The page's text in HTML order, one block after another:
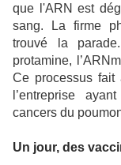
que l'ARN est
sang. La firme
trouvé la
protamine,
Ce processus fait
l’entreprise
cancers du
Un jour, des